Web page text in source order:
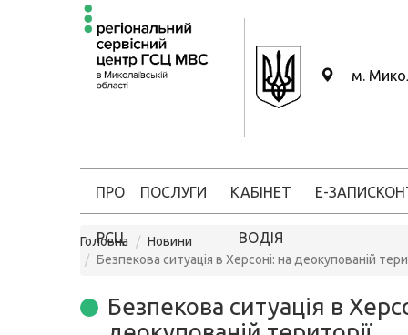
м.
ПРО
РСЦ
ПОСЛУГИ КАБІНЕТ
ВОДІЯ
Е-ЗАПИС
Головна
Новини
Безпекова ситуація в Херсоні: на деокупованій
Безпекова ситуація в